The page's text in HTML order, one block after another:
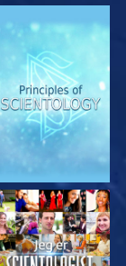
UTFORSK SERIEN
SE